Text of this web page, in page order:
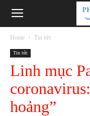
Phanxicô
Home Tin tức
Tin tức
Linh mục
hoảng”